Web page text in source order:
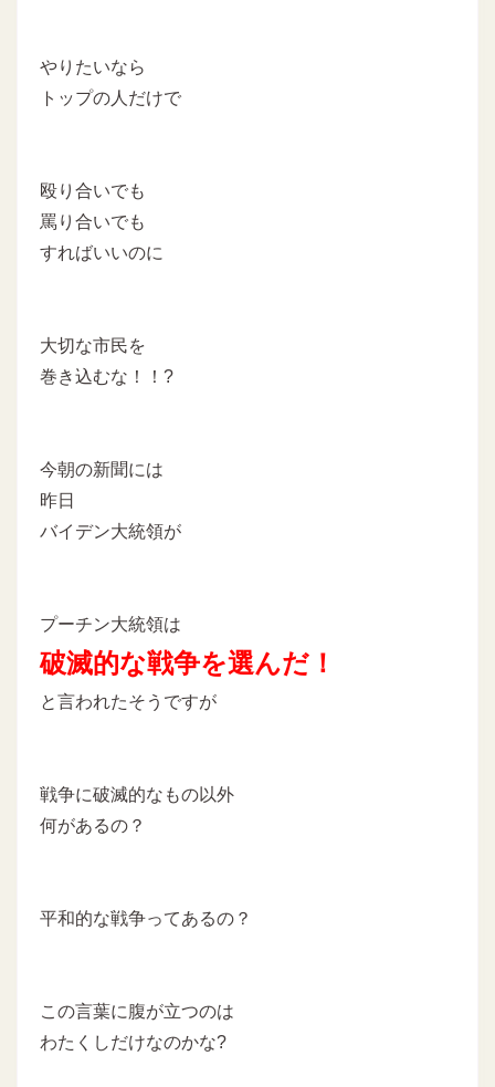
やりたいなら
トップの人だけで
殴り合いでも
罵り合いでも
すればいいのに
大切な市民を
巻き込むな！！?
今朝の新聞には
昨日
バイデン大統領が
プーチン大統領は
破滅的な戦争を選んだ！
と言われたそうですが
戦争に破滅的なもの以外
何があるの？
平和的な戦争ってあるの？
この言葉に腹が立つのは
わたくしだけなのかな?